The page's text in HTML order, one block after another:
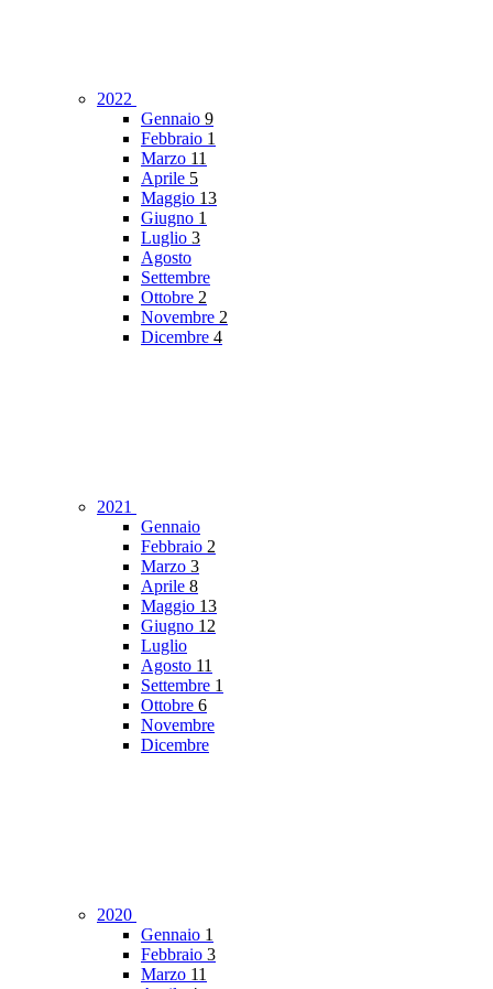
2022
Gennaio 9
Febbraio 1
Marzo 11
Aprile 5
Maggio 13
Giugno 1
Luglio 3
Agosto
Settembre
Ottobre 2
Novembre 2
Dicembre 4
2021
Gennaio
Febbraio 2
Marzo 3
Aprile 8
Maggio 13
Giugno 12
Luglio
Agosto 11
Settembre 1
Ottobre 6
Novembre
Dicembre
2020
Gennaio 1
Febbraio 3
Marzo 11